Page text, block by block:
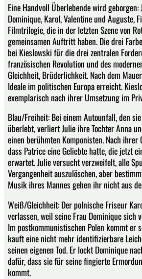
Eine Handvoll Überlebende wird geborgen:
Dominique, Karol, Valentine und Auguste,
Filmtrilogie, die in der letzten Szene von
gemeinsamen Auftritt haben. Die drei
bei Kieslowski für die drei zentralen
französischen Revolution und des
Gleichheit, Brüderlichkeit. Nach dem
Ideale im politischen Europa erreicht.
exemplarisch nach ihrer Umsetzung im
Blau/Freiheit: Bei einem Autounfall, den
überlebt, verliert Julie ihre Tochter Anna
einen berühmten Komponisten. Nach ihrer
dass Patrice eine Geliebte hatte, die jetzt
erwartet. Julie versucht verzweifelt, alle
Vergangenheit auszulöschen, aber
Musik ihres Mannes gehen ihr nicht aus
Weiß/Gleichheit: Der polnische Friseur
verlassen, weil seine Frau Dominique sich
Im postkommunistischen Polen kommt er
kauft eine nicht mehr identifizierbare
seinen eigenen Tod. Er lockt Dominique
dafür, dass sie für seine fingierte
kommt.